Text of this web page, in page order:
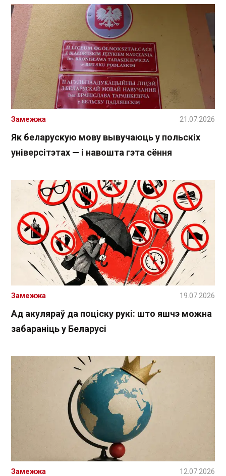
Як беларускую мову вывучаюць у польскіх
універсітэтах — і навошта гэта сёння
Замежжа 21.07.2026
Ад акуляраў да поціску рукі: што яшчэ можна
забараніць у Беларусі
Замежжа 19.07.2026
Замежжа 12.07.2026